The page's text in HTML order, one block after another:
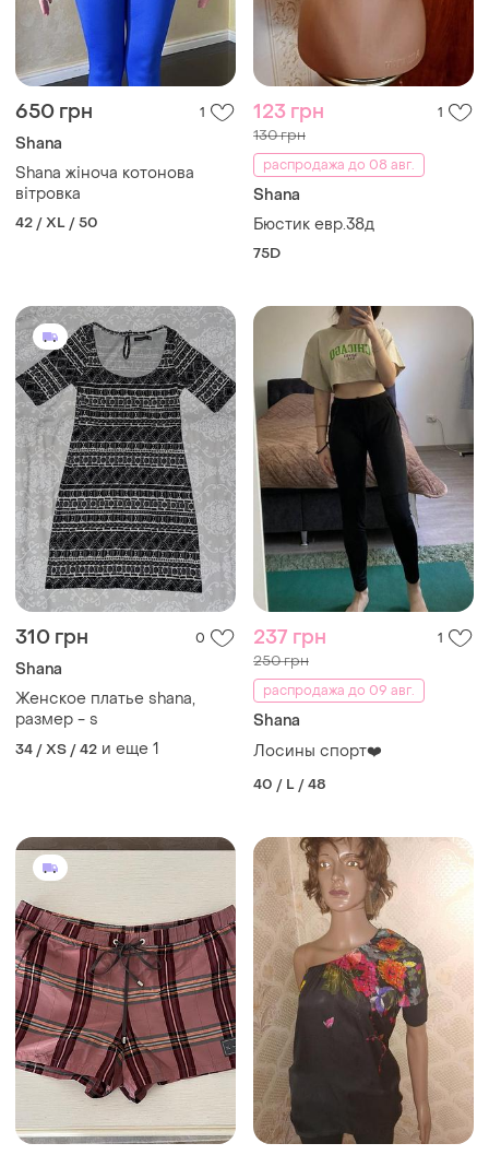
650 грн 1
Shana
Shana жіноча котонова
вітровка
42 / XL / 50
123 грн 1
130 грн
распродажа до 08 авг.
Shana
Бюстик евр.38д
75D
310 грн 0
Shana
Женское платье shana,
размер - s
34 / XS / 42 и еще 1
237 грн 1
250 грн
распродажа до 09 авг.
Shana
Лосины спорт❤️
40 / L / 48